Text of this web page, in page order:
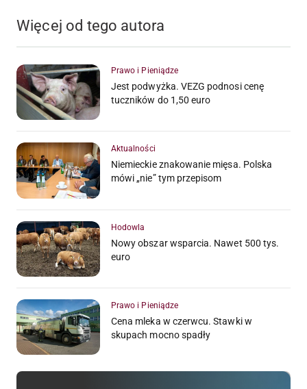
Więcej od tego autora
Prawo i Pieniądze
Jest podwyżka. VEZG podnosi cenę
tuczników do 1,50 euro
Aktualności
Niemieckie znakowanie mięsa. Polska
mówi „nie” tym przepisom
Hodowla
Nowy obszar wsparcia. Nawet 500 tys.
euro
Prawo i Pieniądze
Cena mleka w czerwcu. Stawki w
skupach mocno spadły